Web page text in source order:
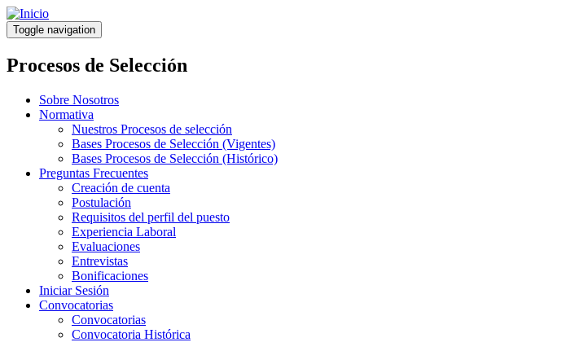
Pasar
al
contenido
principal
Toggle navigation
Procesos de Selección
Sobre Nosotros
Normativa
Nuestros Procesos de selección
Bases Procesos de Selección (Vigentes)
Bases Procesos de Selección (Histórico)
Preguntas Frecuentes
Creación de cuenta
Postulación
Requisitos del perfil del puesto
Experiencia Laboral
Evaluaciones
Entrevistas
Bonificaciones
Iniciar Sesión
Convocatorias
Convocatorias
Convocatoria Histórica